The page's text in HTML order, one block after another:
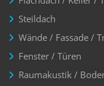
Steildach
Wände / Fassade /
Fenster / Türen
Raumakustik /